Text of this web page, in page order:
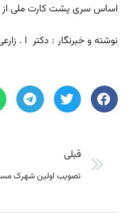
اساس سری پشت کارت ملی از
نوشته و خبرنگار : دکتر ا .
قبلی